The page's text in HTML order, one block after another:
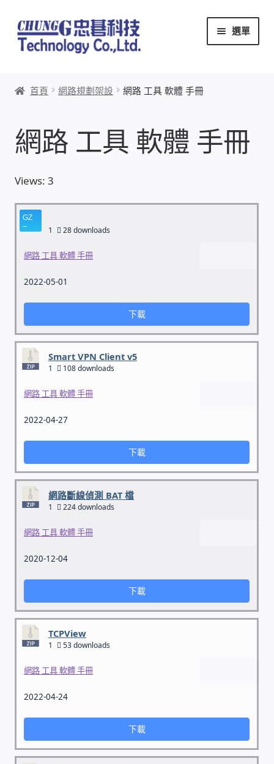
跳
至
導
列
跳
至
主
內
選單
本站文章導覽
創辦人:林慶忠
收費標準依據
照片紀實影音
儀器設備
弱電工程-實績案例
插卡計費
監視器安裝維修-實績案例
自動控制PLC專案設計-實績案例
電子鎖安裝-實績案例
電腦資訊-實績案例
電話總機安裝維修-實績案例
徵 伙伴
首頁 網路規劃架設 網路 工具 軟體 手冊
網路 工具 軟體 手冊
Views: 3
1 28 downloads
網路 工具 軟體 手冊
2022-05-01
下載
Smart VPN Client v5
1 108 downloads
網路 工具 軟體 手冊
2022-04-27
下載
網路斷線偵測 BAT 檔
1 224 downloads
網路 工具 軟體 手冊
2020-12-04
下載
TCPView
1 53 downloads
網路 工具 軟體 手冊
2022-04-24
下載